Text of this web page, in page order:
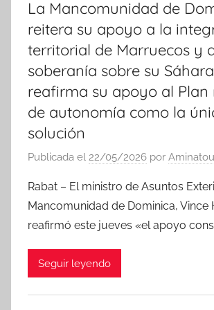
La Mancomunidad de
reitera su apoyo a la
territorial de Marruecos y
soberanía sobre su
reafirma su apoyo al
de autonomía como la
solución
Publicada el 22/05/2026 por
Rabat – El ministro de Asuntos
Mancomunidad de Dominica, Vince
reafirmó este jueves «el apoyo
Seguir leyendo